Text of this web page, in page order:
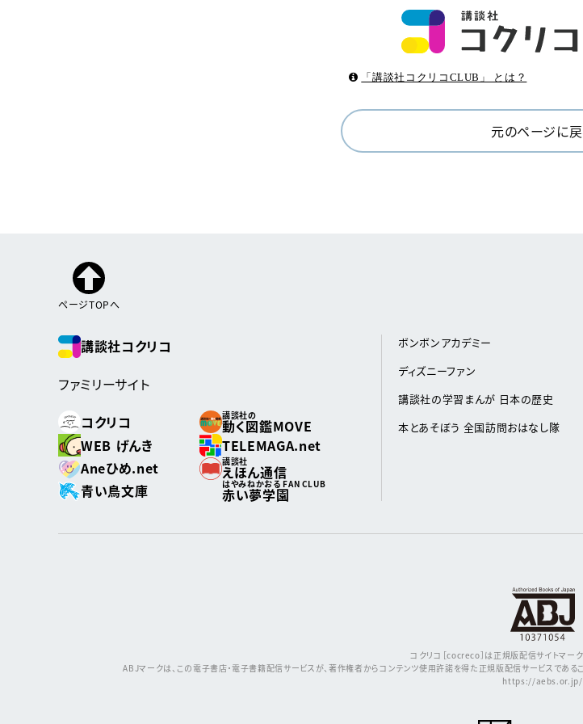
「講談社コクリコCLUB」 とは？
元のページに
ページTOPへ
講談社コクリコ
ファミリーサイト
コクリコ
講談社の
動く図鑑MOVE
WEB げんき
TELEMAGA.net
Aneひめ.net
講談社
えほん通信
青い鳥文庫
はやみねかおる FAN CLUB
赤い夢学園
ボンボンアカデミー
ディズニーファン
講談社の学習まんが 日本の歴史
本とあそぼう 全国訪問おはなし隊
コクリコ［cocreco］は正規版配信サイトマー
ABJマークは、この電子書店・電子書籍配信サービスが、著作権者からコンテンツ使用許諾を得た正規版配信サービスである
https://aebs.or.jp/